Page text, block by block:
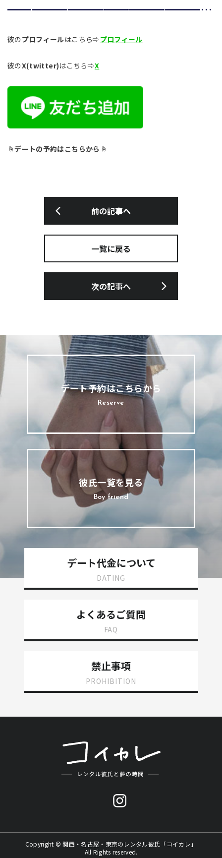
━━━━━━━━━━━━━━━━…
彼の プロフィールはこちら⇨プロフィール
彼のX(twitter)はこちら⇨X
☝︎デートの予約はこちらから ☝︎
前の記事へ
一覧に戻る
次の記事へ
デート予約はこちらから
Reserve
彼氏一覧を見る
Boy friend
デート代金について
DATING
よくあるご質問
FAQ
禁止事項
PROHIBITION
Copyright © 関西・名古屋・東京のレンタル彼氏「コイカレ」
All Rights reserved.